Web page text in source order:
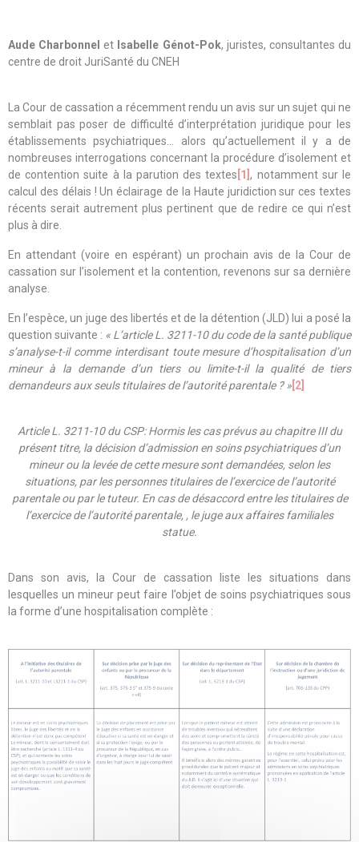
Aude Charbonnel et Isabelle Génot-Pok, juristes, consultantes du
centre de droit JuriSanté du CNEH
La Cour de cassation a récemment rendu un avis sur un sujet qui ne
semblait pas poser de difficulté d’interprétation juridique pour les
établissements psychiatriques… alors qu’actuellement il y a de
nombreuses interrogations concernant la procédure d’isolement et
de contention suite à la parution des textes [1], notamment sur le
calcul des délais ! Un éclairage de la Haute juridiction sur ces textes
récents serait autrement plus pertinent que de redire ce qui n’est
plus à dire.
En attendant (voire en espérant) un prochain avis de la Cour de
cassation sur l’isolement et la contention, revenons sur sa dernière
analyse.
En l’espèce, un juge des libertés et de la détention (JLD) lui a posé la
question suivante : « L’article L. 3211-10 du code de la santé publique
s’analyse-t-il comme interdisant toute mesure d’hospitalisation d’un
mineur à la demande d’un tiers ou limite-t-il la qualité de tiers
demandeurs aux seuls titulaires de l’autorité parentale ? » [2]
Article L. 3211-10 du CSP: Hormis les cas prévus au chapitre III du
présent titre, la décision d’admission en soins psychiatriques d’un
mineur ou la levée de cette mesure sont demandées, selon les
situations, par les personnes titulaires de l’exercice de l’autorité
parentale ou par le tuteur. En cas de désaccord entre les titulaires de
l’exercice de l’autorité parentale, , le juge aux affaires familiales
statue.
Dans son avis, la Cour de cassation liste les situations dans
lesquelles un mineur peut faire l’objet de soins psychiatriques sous
la forme d’une hospitalisation complète :